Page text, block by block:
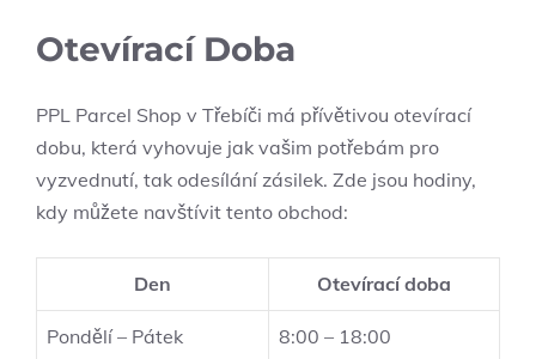
Otevírací Doba
PPL Parcel Shop v Třebíči má přívětivou otevírací
dobu, která vyhovuje jak vašim potřebám pro
vyzvednutí, tak odesílání zásilek. Zde jsou hodiny,
kdy můžete navštívit tento obchod:
Den Otevírací doba
Pondělí – Pátek 8:00 – 18:00